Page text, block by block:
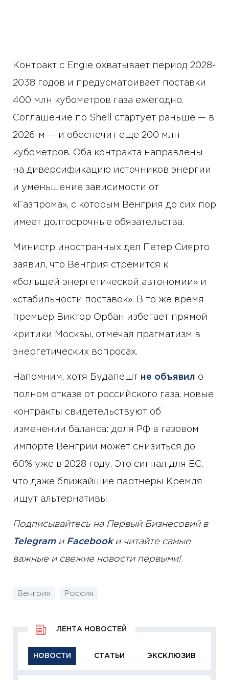
Контракт с Engie охватывает период 2028-
2038 годов и предусматривает поставки
400 млн кубометров газа ежегодно.
Соглашение по Shell стартует раньше — в
2026-м — и обеспечит еще 200 млн
кубометров. Оба контракта направлены
на диверсификацию источников энергии
и уменьшение зависимости от
«Газпрома», с которым Венгрия до сих пор
имеет долгосрочные обязательства.
Министр иностранных дел Петер Сиярто
заявил, что Венгрия стремится к
«большей энергетической автономии» и
«стабильности поставок». В то же время
премьер Виктор Орбан избегает прямой
критики Москвы, отмечая прагматизм в
энергетических вопросах.
Напомним, хотя Будапешт не объявил о
полном отказе от российского газа, новые
контракты свидетельствуют об
изменении баланса: доля РФ в газовом
импорте Венгрии может снизиться до
60% уже в 2028 году. Это сигнал для ЕС,
что даже ближайшие партнеры Кремля
ищут альтернативы.
Подписывайтесь на Первый Бизнесовий в
Telegramи Facebookи читайте самые
важные и свежие новости первыми!
Венгрия Россия
НОВОСТИ СТАТЬИ ЭКСКЛЮЗИВ
ЛЕНТА НОВОСТЕЙ